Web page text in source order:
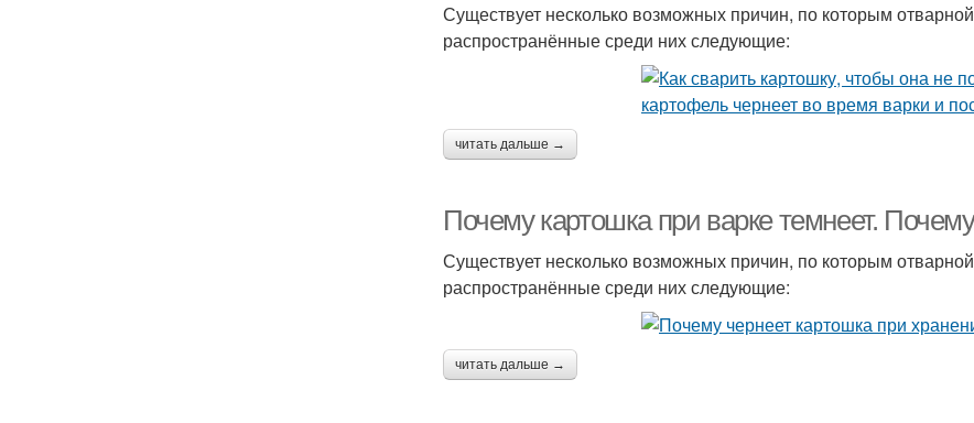
Существует несколько возможных причин, по которым
распространённые среди них следующие:
читать дальше →
Почему картошка при варке темнеет.
Существует несколько возможных причин, по которым
распространённые среди них следующие:
читать дальше →